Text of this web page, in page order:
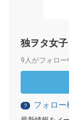
独ヲタ女
9人がフォロー
？ フォロー